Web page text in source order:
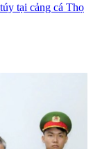
tại cảng cá Thọ